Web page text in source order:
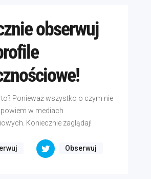
obserwuj
Ponieważ wszystko o czym nie
w mediach
Koniecznie zaglądaj!
Obserwuj